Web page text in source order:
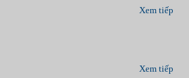
Xem tiếp
Xem tiếp